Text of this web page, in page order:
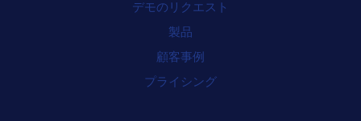
デモのリクエスト
製品
顧客事例
プライシング